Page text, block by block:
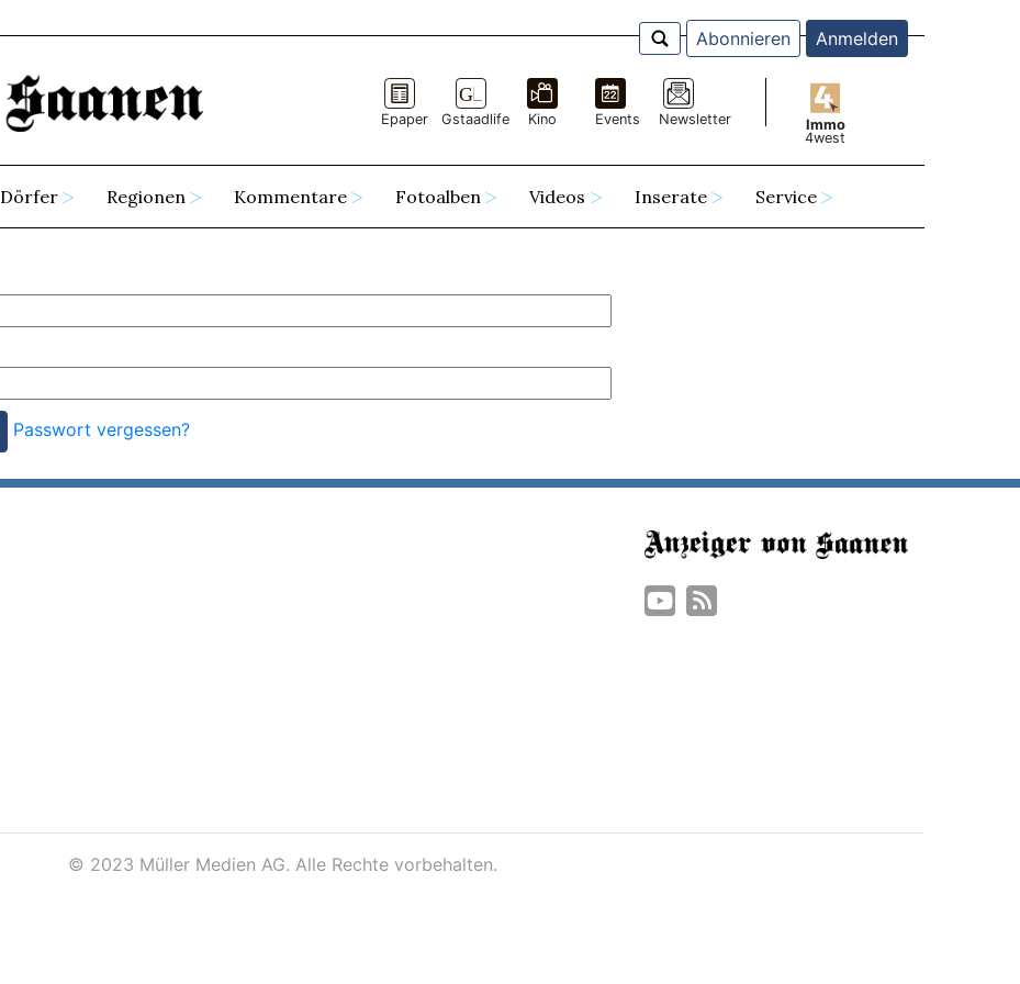
Abonnieren Anmelden
Epaper Gstaadlife Kino Events Newsletter
Immo
4west
Dörfer Regionen Kommentare Fotoalben Videos Inserate Service
Passwort vergessen?
© 2023 Müller Medien AG. Alle Rechte vorbehalten.